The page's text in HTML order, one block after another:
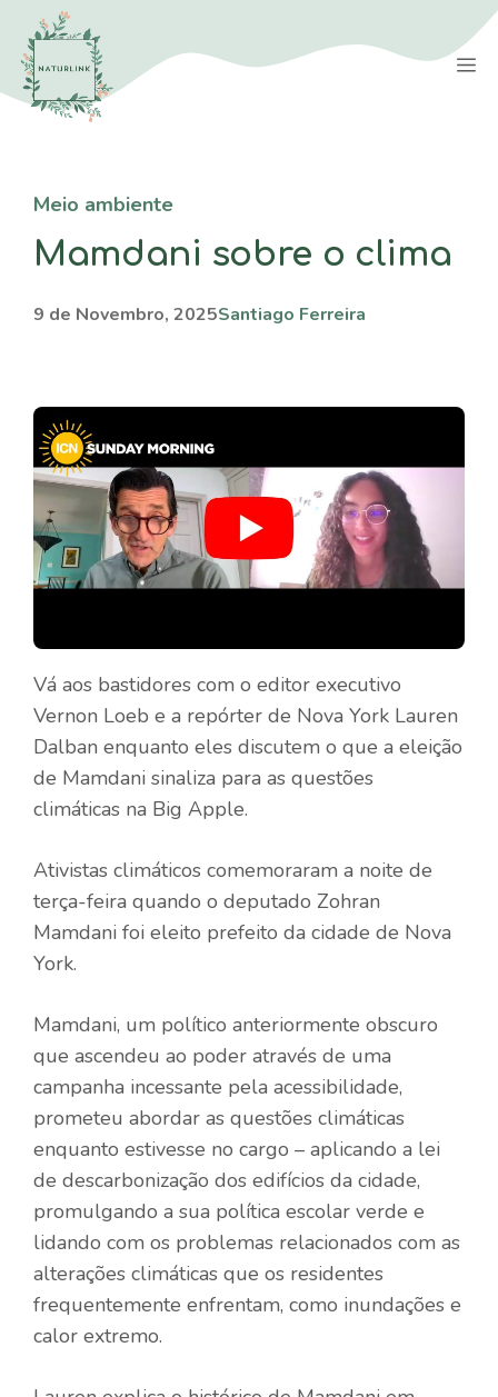
Saltar
para
conteúdo
Meio ambiente
Mamdani sobre o clima
9 de Novembro, 2025Santiago Ferreira
Vá aos bastidores com o editor executivo
Vernon Loeb e a repórter de Nova York Lauren
Dalban enquanto eles discutem o que a eleição
de Mamdani sinaliza para as questões
climáticas na Big Apple.
Ativistas climáticos comemoraram a noite de
terça-feira quando o deputado Zohran
Mamdani foi eleito prefeito da cidade de Nova
York.
Mamdani, um político anteriormente obscuro
que ascendeu ao poder através de uma
campanha incessante pela acessibilidade,
prometeu abordar as questões climáticas
enquanto estivesse no cargo – aplicando a lei
de descarbonização dos edifícios da cidade,
promulgando a sua política escolar verde e
lidando com os problemas relacionados com as
alterações climáticas que os residentes
frequentemente enfrentam, como inundações e
calor extremo.